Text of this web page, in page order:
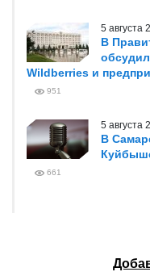
5 августа
В
Wildberries и
951
5 августа
В
661